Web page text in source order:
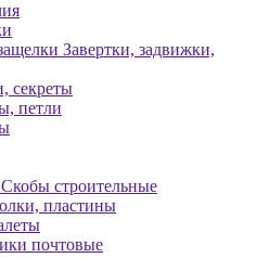
Завертки, задвижки,
секреты
петли
Скобы строительные
пластины
почтовые